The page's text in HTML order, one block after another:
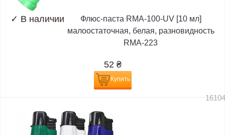
✓ В наличии
Флюс-паста RMA-100-UV [10 мл]
малоостаточная, белая, разновидность
RMA-223
52 ₴
Купить